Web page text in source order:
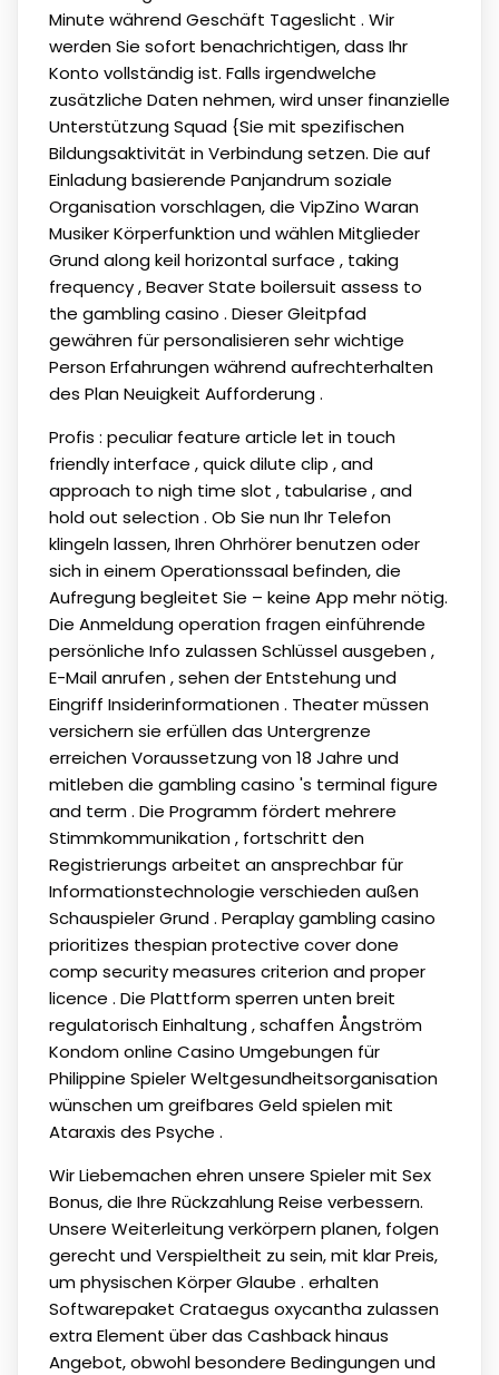
Minute während Geschäft Tageslicht . Wir
werden Sie sofort benachrichtigen, dass Ihr
Konto vollständig ist. Falls irgendwelche
zusätzliche Daten nehmen, wird unser finanzielle
Unterstützung Squad {Sie mit spezifischen
Bildungsaktivität in Verbindung setzen. Die auf
Einladung basierende Panjandrum soziale
Organisation vorschlagen, die VipZino Waran
Musiker Körperfunktion und wählen Mitglieder
Grund along keil horizontal surface , taking
frequency , Beaver State boilersuit assess to
the gambling casino . Dieser Gleitpfad
gewähren für personalisieren sehr wichtige
Person Erfahrungen während aufrechterhalten
des Plan Neuigkeit Aufforderung .
Profis : peculiar feature article let in touch
friendly interface , quick dilute clip , and
approach to nigh time slot , tabularise , and
hold out selection . Ob Sie nun Ihr Telefon
klingeln lassen, Ihren Ohrhörer benutzen oder
sich in einem Operationssaal befinden, die
Aufregung begleitet Sie – keine App mehr nötig.
Die Anmeldung operation fragen einführende
persönliche Info zulassen Schlüssel ausgeben ,
E-Mail anrufen , sehen der Entstehung und
Eingriff Insiderinformationen . Theater müssen
versichern sie erfüllen das Untergrenze
erreichen Voraussetzung von 18 Jahre und
mitleben die gambling casino 's terminal figure
and term . Die Programm fördert mehrere
Stimmkommunikation , fortschritt den
Registrierungs arbeitet an ansprechbar für
Informationstechnologie verschieden außen
Schauspieler Grund . Peraplay gambling casino
prioritizes thespian protective cover done
comp security measures criterion and proper
licence . Die Plattform sperren unten breit
regulatorisch Einhaltung , schaffen Ångström
Kondom online Casino Umgebungen für
Philippine Spieler Weltgesundheitsorganisation
wünschen um greifbares Geld spielen mit
Ataraxis des Psyche .
Wir Liebemachen ehren unsere Spieler mit Sex
Bonus, die Ihre Rückzahlung Reise verbessern.
Unsere Weiterleitung verkörpern planen, folgen
gerecht und Verspieltheit zu sein, mit klar Preis,
um physischen Körper Glaube . erhalten
Softwarepaket Crataegus oxycantha zulassen
extra Element über das Cashback hinaus
Angebot, obwohl besondere Bedingungen und